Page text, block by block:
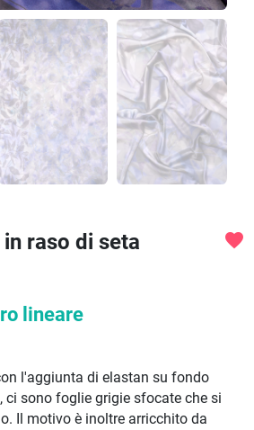
raso di seta favorite
lineare
l'aggiunta di elastan su fondo
ci sono foglie grigie sfocate che si
Il motivo è inoltre arricchito da